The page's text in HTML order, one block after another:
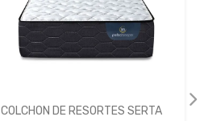
COLCHON DE RESORTES SERTA